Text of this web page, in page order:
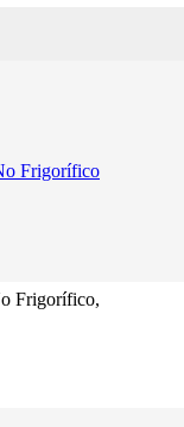
Frigorífico
Frigorífico,